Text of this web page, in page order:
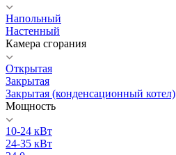
Напольный
Настенный
Камера сгорания
Открытая
Закрытая
Закрытая (конденсационный котел)
Мощность
10-24 кВт
24-35 кВт